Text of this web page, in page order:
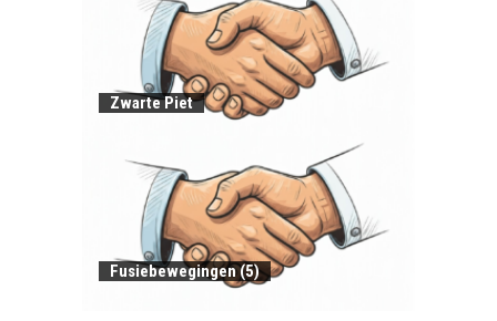
Zwarte Piet
Fusiebewegingen (5)